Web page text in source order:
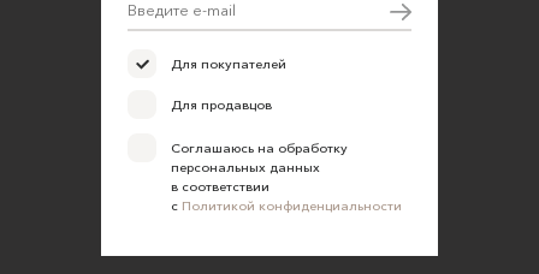
Открыть магазин
Обратная связь
Соглашение об оказании услуг
Для покупателей
Для продавцов
Соглашаюсь на обработку
персональных данных
в соответствии
с Политикой конфиденциальности